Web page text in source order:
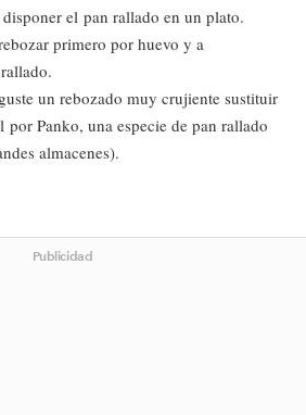
el pan rallado en un plato.
primero por huevo y a
un rebozado muy crujiente sustituir
Panko, una especie de pan rallado
almacenes).
Publicidad